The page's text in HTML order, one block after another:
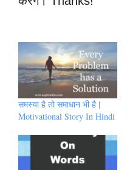
समस्या है तो समाधान भी है |
Motivational Story In Hindi